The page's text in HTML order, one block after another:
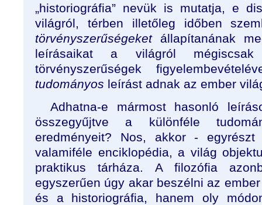
„historiográfia” nevük is mutatja, e
világról, térben illetőleg időben
törvényszerűségeket állapítanának
leírásaikat a világról mégiscsak
törvényszerűségek
tudományos leírást adnak az ember
Adhatna-e mármost hasonló
összegyűjtve a különféle
eredményeit? Nos, akkor -
valamiféle enciklopédia, a világ
praktikus tárháza. A filozófia
egyszerűen úgy akar beszélni az
és a historiográfia, hanem oly